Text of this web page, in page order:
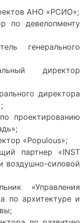
АНО «РСИО»;
по девелопменту
генерального
директор
директора
проектированию
«Populous»;
партнер «INST
воздушно-силовой
«Управления
по архитектуре и